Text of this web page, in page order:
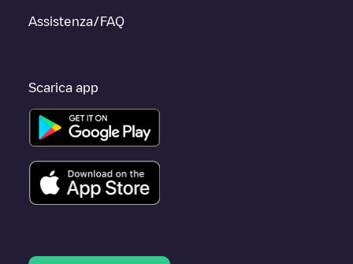
Assistenza/FAQ
Scarica app